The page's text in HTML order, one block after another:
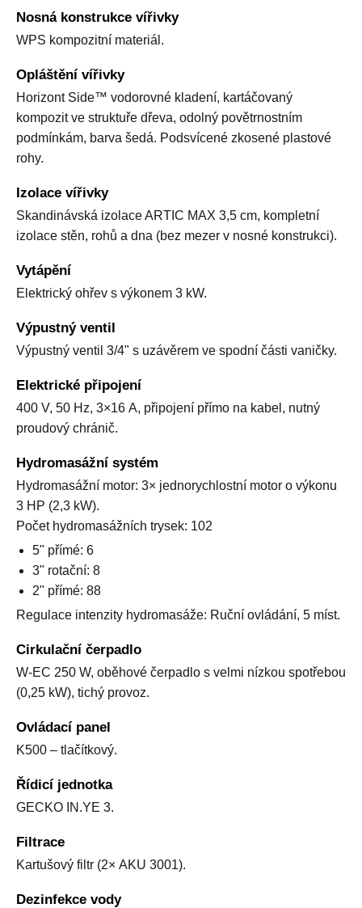
Nosná konstrukce vířivky
WPS kompozitní materiál.
Opláštění vířivky
Horizont Side™ vodorovné kladení, kartáčovaný
kompozit ve struktuře dřeva, odolný povětrnostním
podmínkám, barva šedá. Podsvícené zkosené plastové
rohy.
Izolace vířivky
Skandinávská izolace ARTIC MAX 3,5 cm, kompletní
izolace stěn, rohů a dna (bez mezer v nosné konstrukci).
Vytápění
Elektrický ohřev s výkonem 3 kW.
Výpustný ventil
Výpustný ventil 3/4" s uzávěrem ve spodní části vaničky.
Elektrické připojení
400 V, 50 Hz, 3×16 A, připojení přímo na kabel, nutný
proudový chránič.
Hydromasážní systém
Hydromasážní motor: 3× jednorychlostní motor o výkonu
3 HP (2,3 kW).
Počet hydromasážních trysek: 102
5" přímé: 6
3" rotační: 8
2" přímé: 88
Regulace intenzity hydromasáže: Ruční ovládání, 5 míst.
Cirkulační čerpadlo
W-EC 250 W, oběhové čerpadlo s velmi nízkou spotřebou
(0,25 kW), tichý provoz.
Ovládací panel
K500 – tlačítkový.
Řídicí jednotka
GECKO IN.YE 3.
Filtrace
Kartušový filtr (2× AKU 3001).
Dezinfekce vody